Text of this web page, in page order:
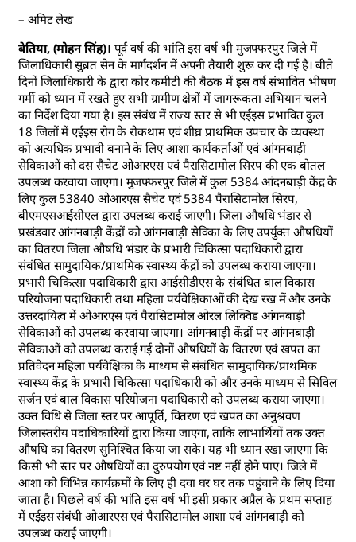
– अमिट लेख
बेतिया, (मोहन सिंह)। पूर्व वर्ष की भांति इस वर्ष भी मुजफ्फरपुर जिले में
जिलाधिकारी सुब्रत सेन के मार्गदर्शन में अपनी तैयारी शुरू कर दी गई है। बीते
दिनों जिलाधिकारी के द्वारा कोर कमीटी की बैठक में इस वर्ष संभावित भीषण
गर्मी को ध्यान में रखते हुए सभी ग्रामीण क्षेत्रों में जागरूकता अभियान चलने
का निर्देश दिया गया है। इस संबंध में राज्य स्तर से भी एईइस प्रभावित कुल
18 जिलों में एईइस रोग के रोकथाम एवं शीघ्र प्राथमिक उपचार के व्यवस्था
को अत्यधिक प्रभावी बनाने के लिए आशा कार्यकर्ताओं एवं आंगनबाड़ी
सेविकाओं को दस सैचेट ओआरएस एवं पैरासिटामोल सिरप की एक बोतल
उपलब्ध करवाया जाएगा। मुजफ्फरपुर जिले में कुल 5384 आंदनबाड़ी केंद्र के
लिए कुल 53840 ओआरएस सैचेट एवं 5384 पैरासिटामोल सिरप,
बीएमएसआईसीएल द्वारा उपलब्ध कराई जाएगी। जिला औषधि भंडार से
प्रखंडवार आंगनबाड़ी केंद्रों को आंगनबाड़ी सेविका के लिए उपर्युक्त औषधियों
का वितरण जिला औषधि भंडार के प्रभारी चिकित्सा पदाधिकारी द्वारा
संबंधित सामुदायिक/प्राथमिक स्वास्थ्य केंद्रों को उपलब्ध कराया जाएगा।
प्रभारी चिकित्सा पदाधिकारी द्वारा आईसीडीएस के संबंधित बाल विकास
परियोजना पदाधिकारी तथा महिला पर्यवेक्षिकाओं की देख रख में और उनके
उत्तरदायित्व में ओआरएस एवं पैरासिटामोल ओरल लिक्विड आंगनबाड़ी
सेविकाओं को उपलब्ध करवाया जाएगा। आंगनबाड़ी केंद्रों पर आंगनबाड़ी
सेविकाओं को उपलब्ध कराई गई दोनों औषधियों के वितरण एवं खपत का
प्रतिवेदन महिला पर्यवेक्षिका के माध्यम से संबंधित सामुदायिक/प्राथमिक
स्वास्थ्य केंद्र के प्रभारी चिकित्सा पदाधिकारी को और उनके माध्यम से सिविल
सर्जन एवं बाल विकास परियोजना पदाधिकारी को उपलब्ध कराया जाएगा।
उक्त विधि से जिला स्तर पर आपूर्ति, वितरण एवं खपत का अनुश्रवण
जिलास्तरीय पदाधिकारियों द्वारा किया जाएगा, ताकि लाभार्थियों तक उक्त
औषधि का वितरण सुनिश्चित किया जा सके। यह भी ध्यान रखा जाएगा कि
किसी भी स्तर पर औषधियों का दुरुपयोग एवं नष्ट नहीं होने पाए। जिले में
आशा को विभिन्न कार्यक्रमों के लिए ही दवा घर घर तक पहुंचाने के लिए दिया
जाता है। पिछले वर्ष की भांति इस वर्ष भी इसी प्रकार अप्रैल के प्रथम सप्ताह
में एईइस संबंधी ओआरएस एवं पैरासिटामोल आशा एवं आंगनबाड़ी को
उपलब्ध कराई जाएगी।